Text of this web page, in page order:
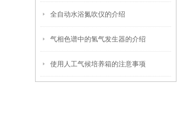
全自动水浴氮吹仪的介绍
气相色谱中的氢气发生器的介绍
使用人工气候培养箱的注意事项